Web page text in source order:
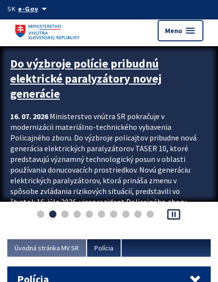
Preskocit na hlavný obsah
SK e-Govarrow_drop_down
Menu menu
Zastavit automatický posun upútavok
Do výzbroje polície pribudnú
elektrické paralyzátory novej
generácie
16. 07. 2026Ministerstvo vnútra SR pokračuje v
modernizácii materiálno-technického vybavenia
Policajného zboru. Do výzbroje policajtov pribudne nová
generácia elektrických paralyzátorov TASER 10, ktoré
predstavujú významný technologický posun v oblasti
používania donucovacích prostriedkov. Novú generáciu
elektrických paralyzátorov, ktorá prináša zmenu v
spôsobe zvládania rizikových situácií, predstavili vo
štvrtok 16. júla 2026 viceprezident Policajného zboru
Rastislav Polakovič a riaditeľ odboru výcviku...
pause_presentation
Úvodná stránka MV SR Polícia
Polícia